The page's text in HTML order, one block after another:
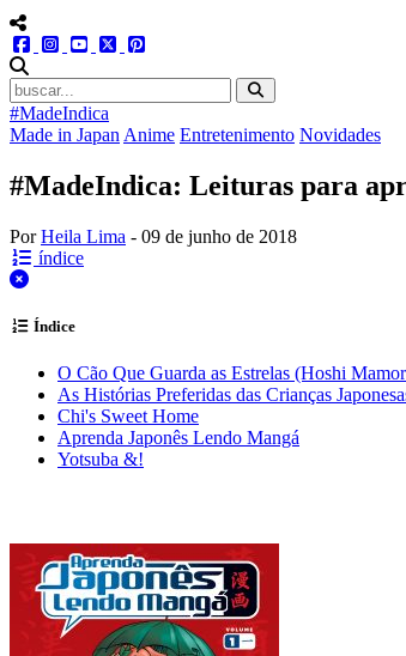
menu redes social
facebookinstagram
youtube
twitter
#MadeIndica
Made in Japan Anime Entretenimento Novidades
#MadeIndica: Leituras para
PorHeila Lima - 09 de junho de 2018
índice
fechar
Índice
O Cão Que Guarda as Estrelas (Hoshi
As Histórias Preferidas das Crianças
Chi's Sweet Home
Aprenda Japonês Lendo Mangá
Yotsuba &!